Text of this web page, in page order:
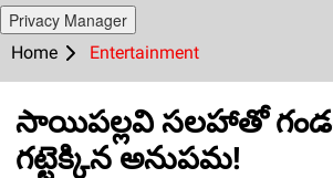
Privacy Manager
Home Entertainment
సాయిపల్ల‌వి స‌ల‌హాతో
గ‌ట్టెక్కిన అనుప‌మ‌!